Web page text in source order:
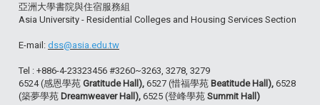
亞洲大學書院與住宿服務組
Asia University - Residential Colleges and Housing Services Section
E-mail: dss@asia.edu.tw
Tel : +886-4-23323456 #3260~3263, 3278, 3279
6524 (感恩學苑 Gratitude Hall), 6527 (惜福學苑 Beatitude Hall), 6528
(築夢學苑 Dreamweaver Hall), 6525 (登峰學苑 Summit Hall)